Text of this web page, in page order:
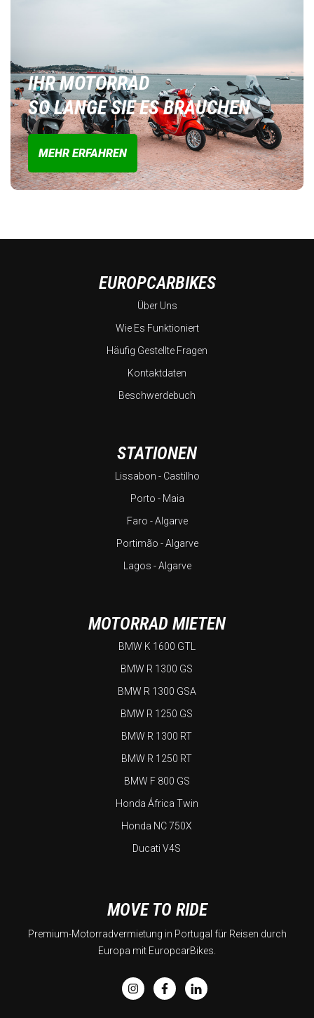
IHR MOTORRAD
SO LANGE SIE ES BRAUCHEN
MEHR ERFAHREN
EUROPCARBIKES
Über Uns
Wie Es Funktioniert
Häufig Gestellte Fragen
Kontaktdaten
Beschwerdebuch
STATIONEN
Lissabon - Castilho
Porto - Maia
Faro - Algarve
Portimão - Algarve
Lagos - Algarve
MOTORRAD MIETEN
BMW K 1600 GTL
BMW R 1300 GS
BMW R 1300 GSA
BMW R 1250 GS
BMW R 1300 RT
BMW R 1250 RT
BMW F 800 GS
Honda África Twin
Honda NC 750X
Ducati V4S
MOVE TO RIDE
Premium-Motorradvermietung in Portugal für Reisen durch
Europa mit EuropcarBikes.